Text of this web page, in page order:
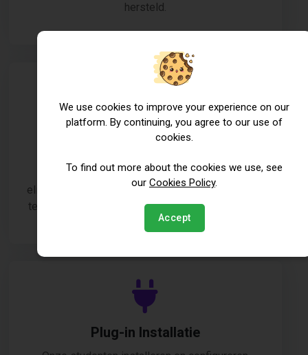
hersteld.
Beveiligingsverbeteringen
bedreigingen zoals virussen en malware te
elimineren en robuuste beveiligingsprotocollen in
te stellen om toekomstige risico's te voorkomen.
Plug-in Installatie
We use cookies to improve your experience on our
platform. By continuing, you agree to our use of
cookies.
To find out more about the cookies we use, see
our Cookies Policy.
Accept